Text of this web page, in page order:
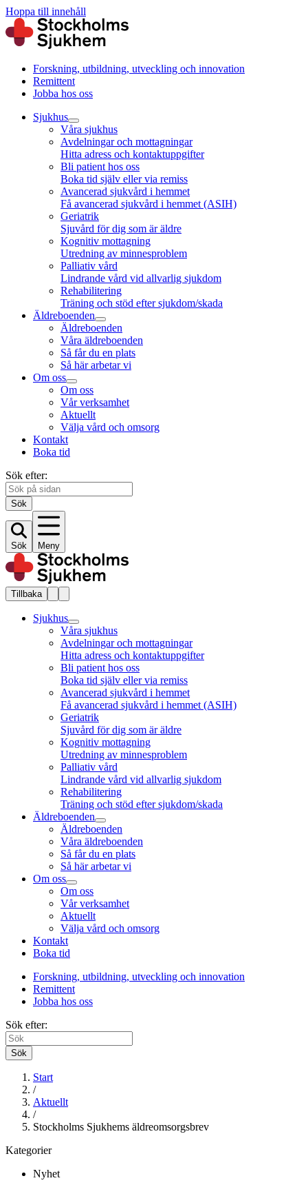
Hoppa till innehåll
Forskning, utbildning, utveckling och innovation
Remittent
Jobba hos oss
Sjukhus
Våra sjukhus
Avdelningar och mottagningar
Hitta adress och kontaktuppgifter
Bli patient hos oss
Boka tid själv eller via remiss
Avancerad sjukvård i hemmet
Få avancerad sjukvård i hemmet (ASIH)
Geriatrik
Sjuvård för dig som är äldre
Kognitiv mottagning
Utredning av minnesproblem
Palliativ vård
Lindrande vård vid allvarlig sjukdom
Rehabilitering
Träning och stöd efter sjukdom/skada
Äldreboenden
Äldreboenden
Våra äldreboenden
Så får du en plats
Så här arbetar vi
Om oss
Om oss
Vår verksamhet
Aktuellt
Välja vård och omsorg
Kontakt
Boka tid
Sök efter:
Sök
Sök Meny
Tillbaka
Sjukhus
Våra sjukhus
Avdelningar och mottagningar
Hitta adress och kontaktuppgifter
Bli patient hos oss
Boka tid själv eller via remiss
Avancerad sjukvård i hemmet
Få avancerad sjukvård i hemmet (ASIH)
Geriatrik
Sjuvård för dig som är äldre
Kognitiv mottagning
Utredning av minnesproblem
Palliativ vård
Lindrande vård vid allvarlig sjukdom
Rehabilitering
Träning och stöd efter sjukdom/skada
Äldreboenden
Äldreboenden
Våra äldreboenden
Så får du en plats
Så här arbetar vi
Om oss
Om oss
Vår verksamhet
Aktuellt
Välja vård och omsorg
Kontakt
Boka tid
Forskning, utbildning, utveckling och innovation
Remittent
Jobba hos oss
Sök efter:
Sök
Start
/
Aktuellt
/
Stockholms Sjukhems äldreomsorgsbrev
Kategorier
Nyhet